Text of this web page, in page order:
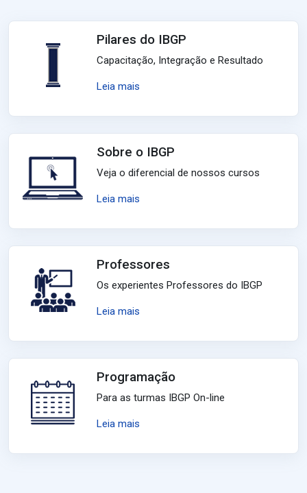
Pilares do IBGP
Capacitação, Integração e Resultado
Leia mais
Sobre o IBGP
Veja o diferencial de nossos cursos
Leia mais
Professores
Os experientes Professores do IBGP
Leia mais
Programação
Para as turmas IBGP On-line
Leia mais